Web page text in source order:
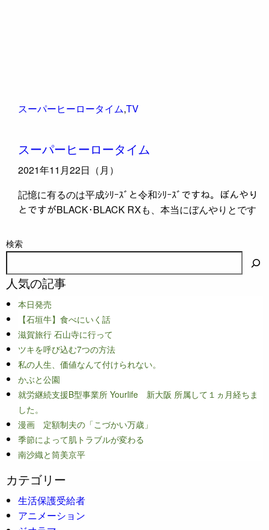
スーパーヒーロータイム,TV
スーパーヒーロータイム
2021年11月22日（月）
記憶に有るのは平成ｼﾘｰｽﾞと令和ｼﾘｰｽﾞですね。ぼんやり
とですがBLACK･BLACK RXも、本当にぼんやりとです
検索
人気の記事
本日発売
【石垣牛】食べにいく話
滋賀旅行 石山寺に行って
ツキを呼び込む7つの方法
私の人生、価値なんて付けられない。
かぶと公園
就労継続支援B型事業所 Yourlife 新大阪 所属して１ヵ月経ちま
した。
漫画 定額制夫の「こづかい万歳」
季節によって肌トラブルが変わる
南沙織と筒美京平
カテゴリー
生活保護受給者
アニメーション